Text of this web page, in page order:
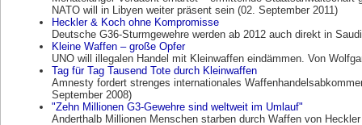
NATO will in Libyen weiter präsent sein (02. September 2011)
Heckler & Koch ohne Kompromisse
Deutsche G36-Sturmgewehre werden ab 2012 auch direkt in
Kleine Waffen – große Opfer
UNO will illegalen Handel mit Kleinwaffen eindämmen. Von
Tag für Tag Tausend Tote durch Kleinwaffen
Amnesty fordert strenges internationales
September 2008)
"Zehn Millionen G3-Gewehre sind weltweit im Umlauf"
Anderthalb Millionen Menschen starben durch Waffen von